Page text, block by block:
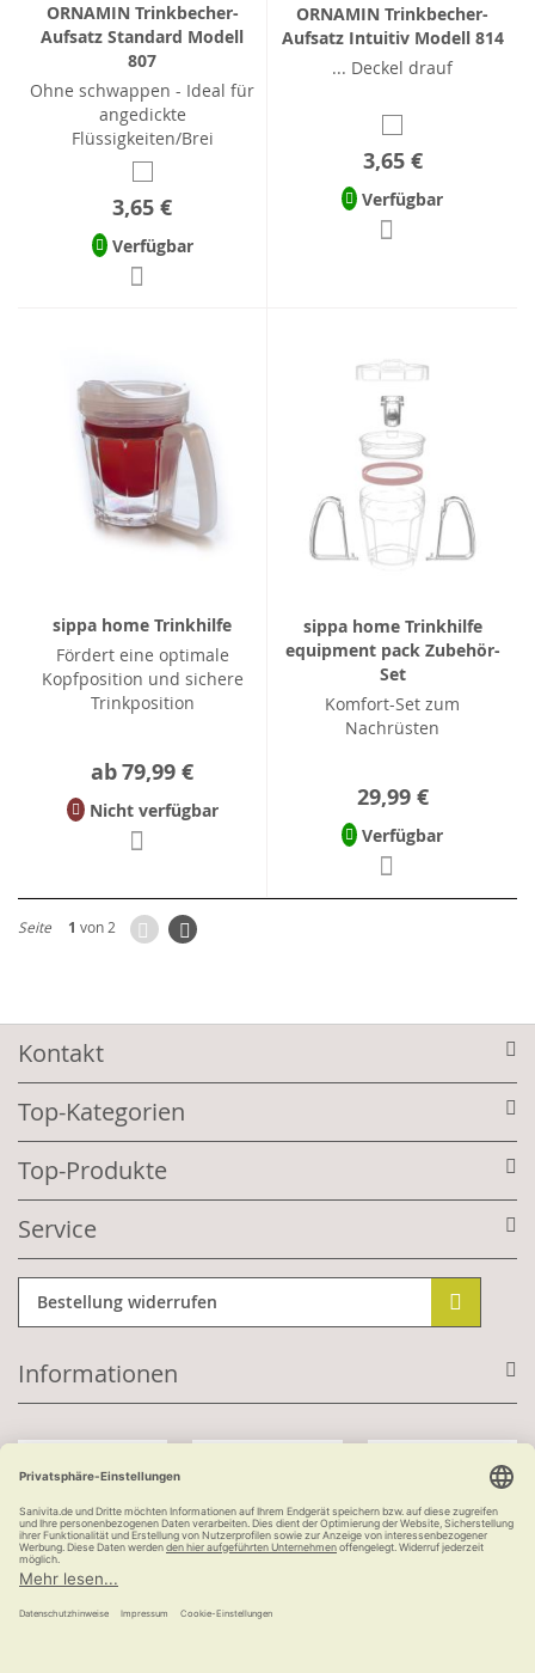
ORNAMIN Trinkbecher-
Aufsatz Standard Modell
807
Ohne schwappen - Ideal für
angedickte
Flüssigkeiten/Brei
3,65 €
Verfügbar
ORNAMIN Trinkbecher-
Aufsatz Intuitiv Modell 814
... Deckel drauf
3,65 €
Verfügbar
sippa home Trinkhilfe
Fördert eine optimale
Kopfposition und sichere
Trinkposition
ab79,99 €
Nicht verfügbar
sippa home Trinkhilfe
equipment pack Zubehör-
Set
Komfort-Set zum
Nachrüsten
29,99 €
Verfügbar
Seite 1 von 2 ZurückSeite
Weiter
Kontakt
Top-Kategorien
Top-Produkte
Service
Bestellung widerrufen
Informationen
Kauf auf Rechnung